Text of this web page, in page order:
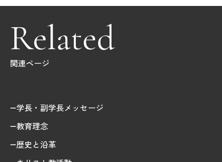
Related
関連ページ
学長・副学長メッセージ
教育理念
歴史と沿革